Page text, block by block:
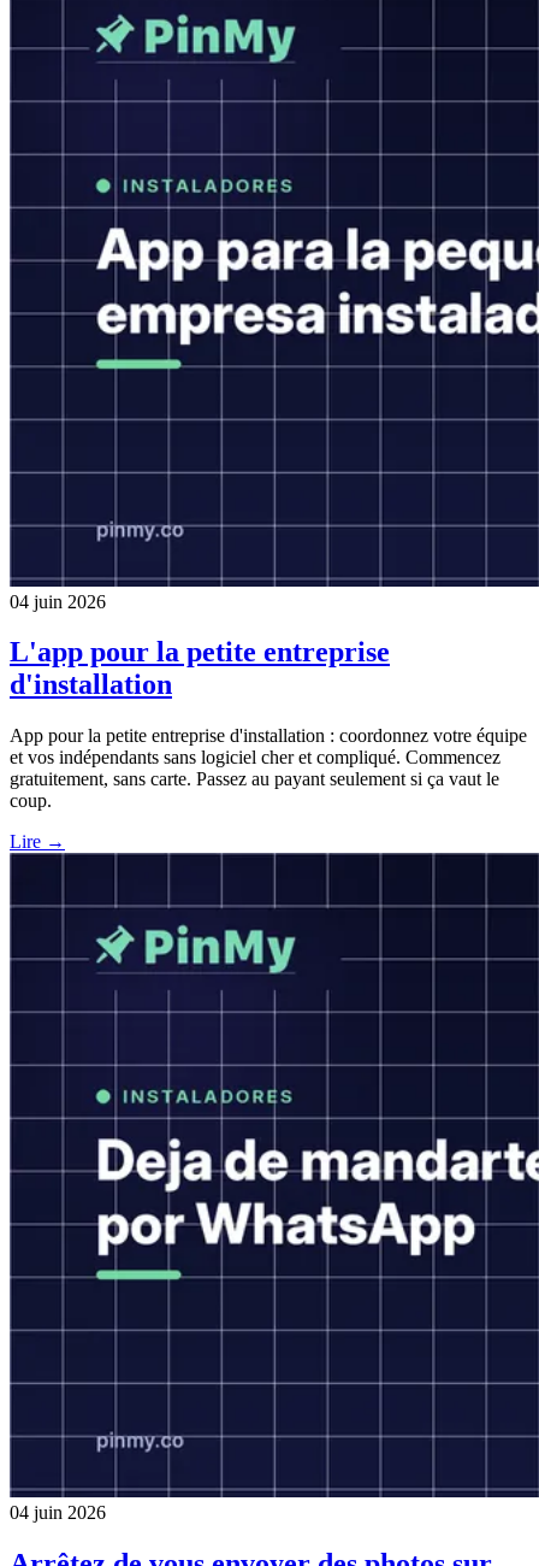
04 juin 2026
L'app pour la petite entreprise
d'installation
App pour la petite entreprise d'installation : coordonnez votre équipe
et vos indépendants sans logiciel cher et compliqué. Commencez
gratuitement, sans carte. Passez au payant seulement si ça vaut le
coup.
Lire →
04 juin 2026